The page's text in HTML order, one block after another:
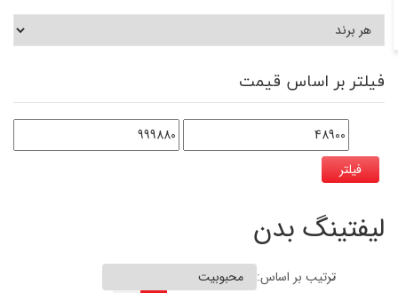
فیلتر بر اساس قیمت
فیلتر
لیفتینگ بدن
ترتیب بر اساس: